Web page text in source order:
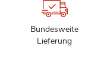
Bundesweite
Lieferung